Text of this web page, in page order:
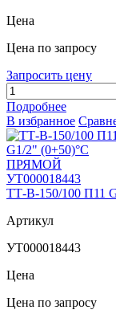
Цена
Цена по запросу
Запросить цену
Подробнее
В избранное
ТТ-В-150/100 П11
Артикул
УТ000018443
Цена
Цена по запросу